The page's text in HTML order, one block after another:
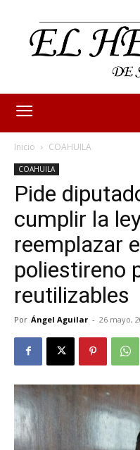
Inicio COAHUILA
COAHUILA
Pide
cumplir la
reemplazar
poliestireno
reutilizables
Por Ángel Aguilar - 26 mayo,